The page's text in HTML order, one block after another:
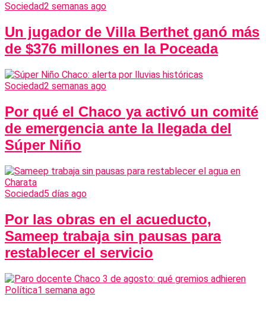
Sociedad2 semanas ago
Un jugador de Villa Berthet ganó más
de $376 millones en la Poceada
Sociedad2 semanas ago
Por qué el Chaco ya activó un comité
de emergencia ante la llegada del
Súper Niño
Sociedad5 días ago
Por las obras en el acueducto,
Sameep trabaja sin pausas para
restablecer el servicio
Política1 semana ago